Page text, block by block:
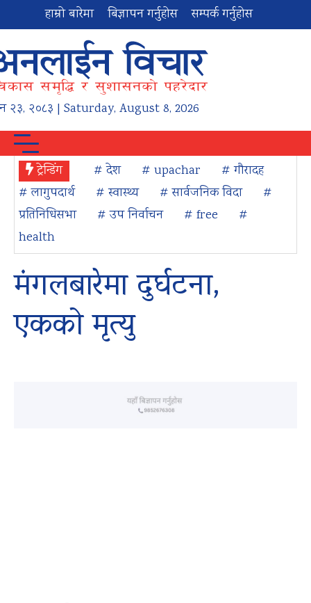
हाम्रो बारेमा बिज्ञापन गर्नुहोस सम्पर्क गर्नुहोस
२३, २०८३ | Saturday, August 8, 2026
ट्रेन्डिंग # देश # upachar
# गौरादह
# लागुपदार्थ
# स्वास्थ्य # सार्वजनिक विदा
#
प्रतिनिधिसभा
# उप निर्वाचन # free
#
health
मंगलबारेमा दुर्घटना,
एकको मृत्यु